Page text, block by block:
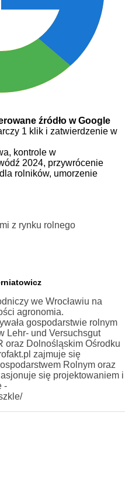
źródło w Google
1 klik i zatwierdzenie w
kontrole w
2024, przywrócenie
rolników, umorzenie
z rynku rolnego
we Wrocławiu na
agronomia.
gospodarstwie rolnym
Lehr- und Versuchsgut
oraz Dolnośląskim Ośrodku
zajmuje się
Rolnym oraz
się projektowaniem i
-